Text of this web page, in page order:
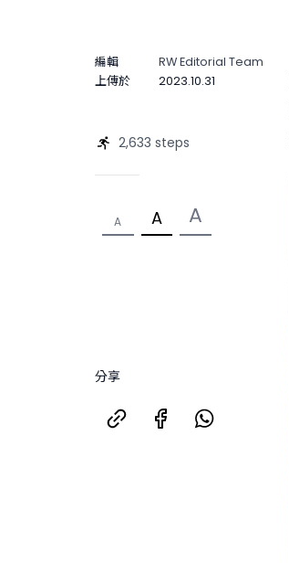
編輯
RW Editorial Team
上傳於
2023.10.31
2,633 steps
A A A
分享